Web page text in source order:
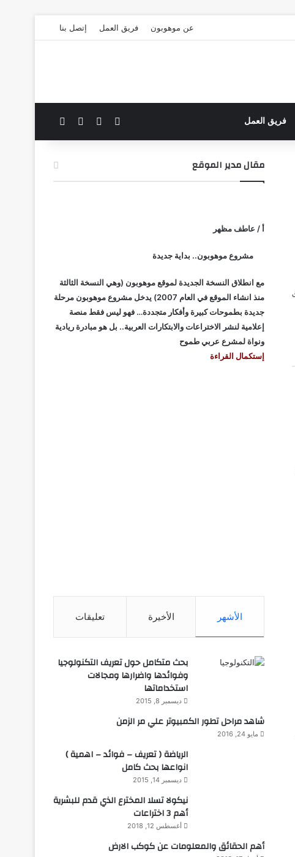
عن موهوبون فريق العمل إتصل بنا
فريق العمل فيسبوك الوضع المظلم
مقال مدير الموقع
أ / عاطف مظهر
مشروع موهوبون.. بداية جديدة
مع انطلاق النسخة الجديدة لموقع موهوبون (وهي النسخة الثالثة
منذ انشاء الموقع في العام 2007) يدخل مشروع موهوبون مرحلة
جديدة بطموحات كبيرة وأفكار متجددة… فهو ليس فقط منصة
إعلامية لنشر الاختراعات والابتكارات العربية.. بل هو مبادرة ريادية
ونواة لمشرع عربي طموح
إستكمال القراءة
الأشهر الأخيرة تعليقات
بحث متكامل حول تعريف التكنولوجيا
وفوائدها واضرارها ومجالات
استخداماتها
ديسمبر 8, 2015
شاهد مراحل تطور الكمبيوتر علي مر الزمن
مايو 24, 2016
الرياضة ( تعريف – فوائد – اهمية )
انواعها بحث كامل
ديسمبر 14, 2015
نيكولا تسلا المخترع الذي قدم للبشرية
أهم 3 اختراعات
أغسطس 12, 2018
أهم الحقائق والمعلومات عن كوكب الارض